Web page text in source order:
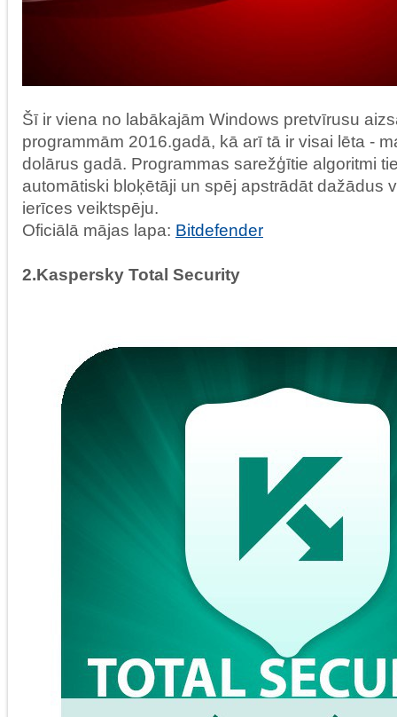
Šī ir viena no labākajām Windows pretvīrusu
programmām 2016.gadā, kā arī tā ir visai lēta -
dolārus gadā. Programmas sarežģītie algoritmi
automātiski bloķētāji un spēj apstrādāt dažādus
ierīces veiktspēju.
Oficiālā mājas lapa: Bitdefender
2.Kaspersky Total Security